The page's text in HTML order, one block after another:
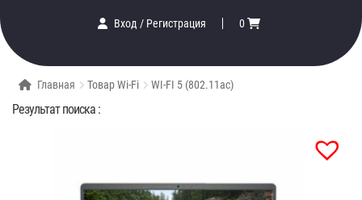
Вход/ Регистрация 0
Главная Товар Wi-Fi WI-FI 5 (802.11ac)
Результат поиска :